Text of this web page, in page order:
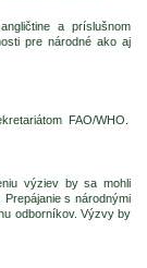
a príslušnom
pre národné ako aj
FAO/WHO.
výziev by sa mohli
s národnými
odborníkov. Výzvy by